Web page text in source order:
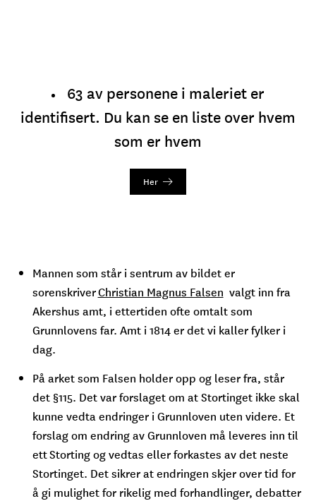
63 av personene i maleriet er
identifisert. Du kan se en liste over hvem
som er hvem
Her
Mannen som står i sentrum av bildet er
sorenskriverChristian Magnus Falsen valgt inn fra
Akershus amt, i ettertiden ofte omtalt som
Grunnlovens far. Amt i 1814 er det vi kaller fylker i
dag.
På arket som Falsen holder opp og leser fra, står
det §115. Det var forslaget om at Stortinget ikke skal
kunne vedta endringer i Grunnloven uten videre. Et
forslag om endring av Grunnloven må leveres inn til
ett Storting og vedtas eller forkastes av det neste
Stortinget. Det sikrer at endringen skjer over tid for
å gi mulighet for rikelig med forhandlinger, debatter